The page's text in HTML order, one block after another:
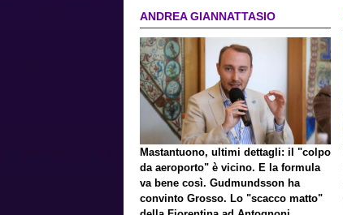
ANDREA GIANNATTASIO
Mastantuono, ultimi dettagli: il "colpo
da aeroporto" è vicino. E la formula
va bene così. Gudmundsson ha
convinto Grosso. Lo "scacco matto"